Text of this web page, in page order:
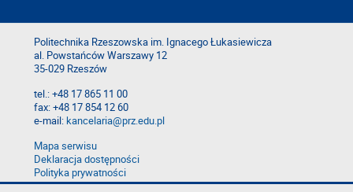
Politechnika Rzeszowska im. Ignacego Łukasiewicza
al. Powstańców Warszawy 12
35-029 Rzeszów
tel.: +48 17 865 11 00
fax: +48 17 854 12 60
e-mail:kancelaria@prz.edu.pl
Mapa serwisu
Deklaracja dostępności
Polityka prywatności
Zgłoś błąd na stronie